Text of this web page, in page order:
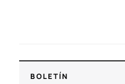
BOLETÍN